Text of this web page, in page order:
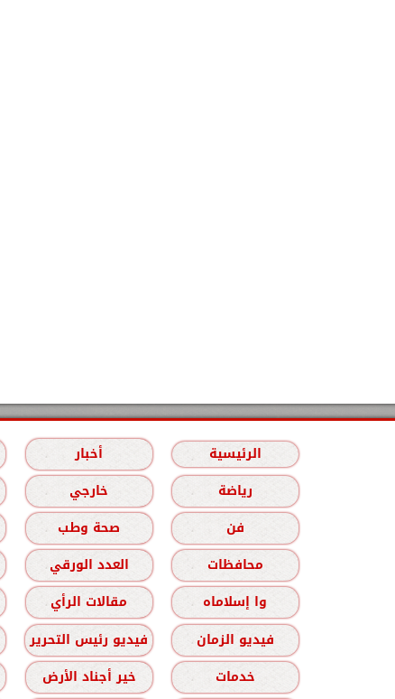
الرئيسية أخبار
رياضة
خارجي
فن
صحة وطب
محافظات
العدد الورقي
وا إسلاماه
مقالات الرأي
فيديو الزمان
فيديو رئيس التحرير
خدمات
خير أجناد الأرض